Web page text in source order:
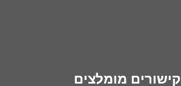
קישורים מומלצים